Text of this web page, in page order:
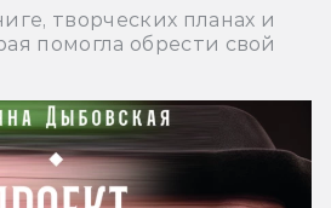
творческих планах и
помогла обрести свой